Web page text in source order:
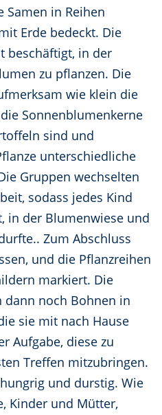
Samen in Reihen
Erde bedeckt. Die
beschäftigt, in der
zu pflanzen. Die
wie klein die
Sonnenblumenkerne
sind und
unterschiedliche
Gruppen wechselten
sodass jedes Kind
in der Blumenwiese und
Zum Abschluss
und die Pflanzreihen
markiert. Die
dann noch Bohnen in
sie mit nach Hause
Aufgabe, diese zu
Treffen mitzubringen.
und durstig. Wie
Kinder und Mütter,